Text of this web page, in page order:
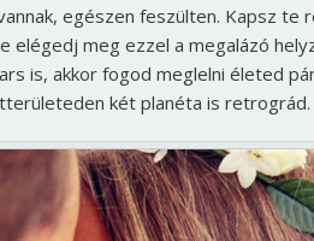
egészen feszülten. Kapsz te
meg ezzel a megalázó
is, akkor fogod meglelni életed
két planéta is retrográd.